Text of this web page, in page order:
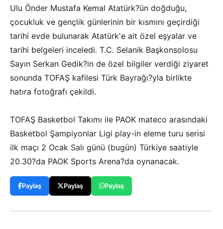
Ulu Önder Mustafa Kemal Atatürk?ün doğduğu,
çocukluk ve gençlik günlerinin bir kısmını geçirdiği
tarihi evde bulunarak Atatürk'e ait özel eşyalar ve
tarihi belgeleri inceledi. T.C. Selanik Başkonsolosu
Sayın Serkan Gedik?in de özel bilgiler verdiği ziyaret
sonunda TOFAŞ kafilesi Türk Bayrağı?yla birlikte
hatıra fotoğrafı çekildi.
TOFAŞ Basketbol Takımı ile PAOK mateco arasındaki
Basketbol Şampiyonlar Ligi play-in eleme turu serisi
ilk maçı 2 Ocak Salı günü (bugün) Türkiye saatiyle
20.30?da PAOK Sports Arena?da oynanacak.
Paylaş Paylaş Paylaş